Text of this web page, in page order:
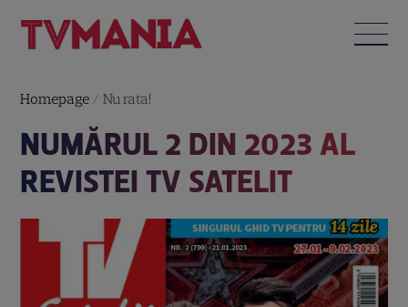
Homepage /Nu rata!
NUMĂRUL 2 DIN 2023 AL
REVISTEI TV SATELIT